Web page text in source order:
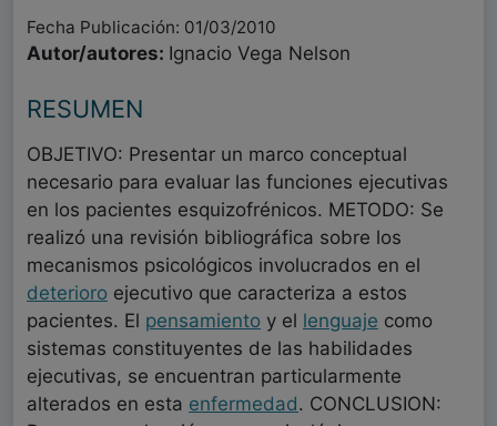
Fecha Publicación: 01/03/2010
Autor/autores: Ignacio Vega Nelson
RESUMEN
OBJETIVO: Presentar un marco conceptual
necesario para evaluar las funciones ejecutivas
en los pacientes esquizofrénicos. METODO: Se
realizó una revisión bibliográfica sobre los
mecanismos psicológicos involucrados en el
deterioro ejecutivo que caracteriza a estos
pacientes. El pensamiento y el lenguaje como
sistemas constituyentes de las habilidades
ejecutivas, se encuentran particularmente
alterados en esta enfermedad. CONCLUSION: